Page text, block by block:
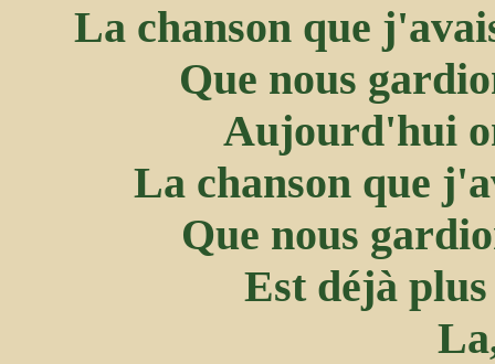
La chanson que
Que nous
Aujourd'hui
La chanson que
Que nous
Est déjà